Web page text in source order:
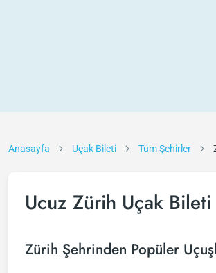
Anasayfa Uçak Bileti Tüm Şehirler
Ucuz Zürih Uçak Bileti
Zürih Şehrinden Popüler